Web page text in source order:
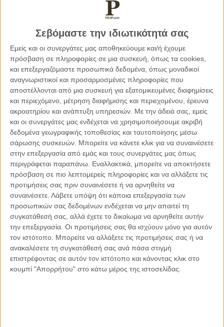
Σεβόμαστε την ιδιωτικότητά σας
Εμείς και οι συνεργάτες μας αποθηκεύουμε και/ή έχουμε
πρόσβαση σε πληροφορίες σε μια συσκευή, όπως τα cookies,
και επεξεργαζόμαστε προσωπικά δεδομένα, όπως μοναδικοί
αναγνωριστικοί και προσαρμοσμένες πληροφορίες που
αποστέλλονται από μια συσκευή για εξατομικευμένες διαφημίσεις
και περιεχόμενο, μέτρηση διαφήμισης και περιεχομένου, έρευνα
ακροατηρίου και ανάπτυξη υπηρεσιών. Με την άδειά σας, εμείς
και οι συνεργάτες μας ενδέχεται να χρησιμοποιήσουμε ακριβή
δεδομένα γεωγραφικής τοποθεσίας και ταυτοποίησης μέσω
σάρωσης συσκευών. Μπορείτε να κάνετε κλικ για να συναινέσετε
στην επεξεργασία από εμάς και τους συνεργάτες μας όπως
περιγράφεται παραπάνω. Εναλλακτικά, μπορείτε να αποκτήσετε
πρόσβαση σε πιο λεπτομερείς πληροφορίες και να αλλάξετε τις
προτιμήσεις σας πριν συναινέσετε ή να αρνηθείτε να
συναινέσετε. Λάβετε υπόψη ότι κάποια επεξεργασία των
προσωπικών σας δεδομένων ενδέχεται να μην απαιτεί τη
συγκατάθεσή σας, αλλά έχετε το δικαίωμα να αρνηθείτε αυτήν
την επεξεργασία. Οι προτιμήσεις σας θα ισχύουν μόνο για αυτόν
τον ιστότοπο. Μπορείτε να αλλάξετε τις προτιμήσεις σας ή να
ανακαλέσετε τη συγκατάθεσή σας ανά πάσα στιγμή
επιστρέφοντας σε αυτόν τον ιστότοπο και κάνοντας κλικ στο
κουμπί "Απορρήτου" στο κάτω μέρος της ιστοσελίδας.
Κέλλυ Καμπάκη
Κέλλυ Καμπάκη: Η μαμά της Έμμας
γράφει για την “ισόβια καταδίκη
της”
Γιάννης Πανούσης
Οι μόνοι αθώοι
Αντώνιος Ντακανάλης
Τέμπη: Η Κορυφή του Παγόβουνου
μιας Κοινωνίας που βράζει
Γιάννης Πανούσης
Μικροδιάβολοι ή άγουροι
εγκληματίες; – Άρθρο – παρέμβαση
στο Propago του Γιάννη Πανούση